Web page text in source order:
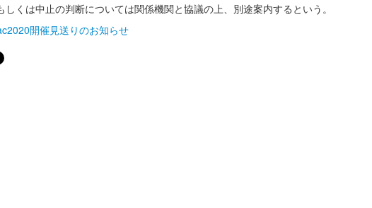
しくは中止の判断については関係機関と協議の上、別途案内するという。
開催見送りのお知らせ